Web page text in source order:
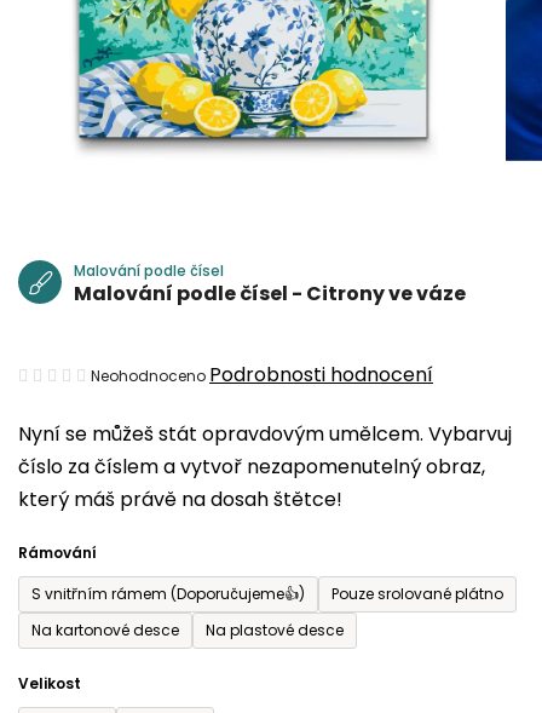
Nyní se můžeš stát opravdovým umělcem. Vybarvuj
číslo za číslem a vytvoř nezapomenutelný obraz,
který máš právě na dosah štětce!
Rámování
S vnitřním rámem (Doporučujeme👍)
Pouze srolované plátno
Na kartonové desce
Na plastové desce
Velikost
Malování podle čísel
Malování podle čísel - Citrony ve váze
Průměrné
produktu
je
0,0
5
hvězdiček.
Neohodnoceno Podrobnosti hodnocení